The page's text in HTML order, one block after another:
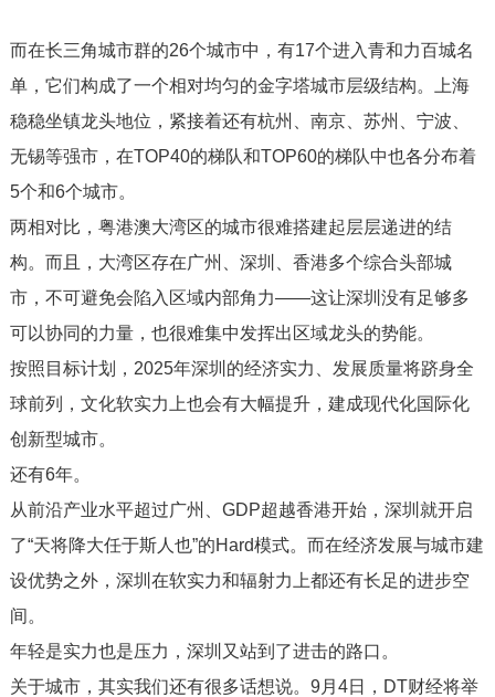
而在长三角城市群的26个城市中，有17个进入青和力百城名
单，它们构成了一个相对均匀的金字塔城市层级结构。上海
稳稳坐镇龙头地位，紧接着还有杭州、南京、苏州、宁波、
无锡等强市，在TOP40的梯队和TOP60的梯队中也各分布着
5个和6个城市。
两相对比，粤港澳大湾区的城市很难搭建起层层递进的结
构。而且，大湾区存在广州、深圳、香港多个综合头部城
市，不可避免会陷入区域内部角力——这让深圳没有足够多
可以协同的力量，也很难集中发挥出区域龙头的势能。
按照目标计划，2025年深圳的经济实力、发展质量将跻身全
球前列，文化软实力上也会有大幅提升，建成现代化国际化
创新型城市。
还有6年。
从前沿产业水平超过广州、GDP超越香港开始，深圳就开启
了“天将降大任于斯人也”的Hard模式。而在经济发展与城市建
设优势之外，深圳在软实力和辐射力上都还有长足的进步空
间。
年轻是实力也是压力，深圳又站到了进击的路口。
关于城市，其实我们还有很多话想说。9月4日，DT财经将举